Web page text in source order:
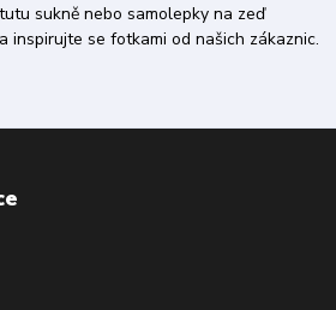
sukně nebo samolepky na zeď
inspirujte se fotkami od našich zákaznic.